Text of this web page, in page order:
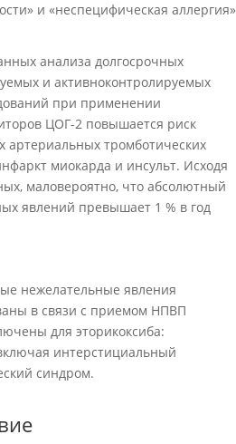
и «неспецифическая
анализа долгосрочных
и активноконтролируемых
при применении
ЦОГ-2 повышается риск
артериальных тромботических
миокарда и инсульт. Исходя
маловероятно, что абсолютный
явлений превышает 1 % в год
нежелательные явления
в связи с приемом НПВП
для эторикоксиба:
интерстициальный
синдром.